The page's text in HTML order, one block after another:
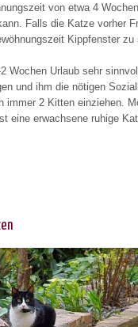
von etwa 4
Falls die Katze vorher
Kippfenster zu
Wochen Urlaub sehr
und ihm die nötigen
immer 2 Kitten einziehen.
eine erwachsene ruhige